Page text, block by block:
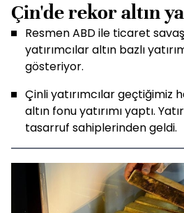
Çin'de rekor altın
Resmen ABD ile ticaret
yatırımcılar altın bazlı
gösteriyor.
Çinli yatırımcılar geçtiğimiz
altın fonu yatırımı yaptı.
tasarruf sahiplerinden geldi.